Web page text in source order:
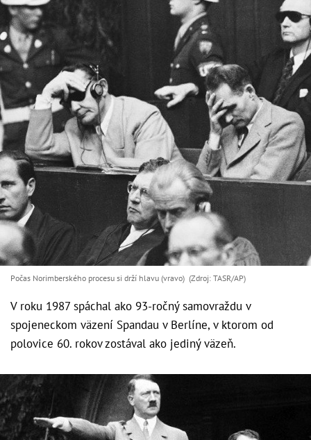
Počas Norimberského procesu si drží hlavu (vravo) (Zdroj: TASR/AP)
V roku 1987 spáchal ako 93-ročný samovraždu v
spojeneckom väzení Spandau v Berlíne, v ktorom od
polovice 60. rokov zostával ako jediný väzeň.